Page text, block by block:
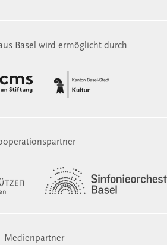
Basel wird ermöglicht durch
Medienpartner